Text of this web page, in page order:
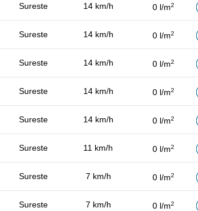
Sureste 14 km/h 0 l/m2
Sureste 14 km/h 0 l/m2
Sureste 14 km/h 0 l/m2
Sureste 14 km/h 0 l/m2
Sureste 14 km/h 0 l/m2
Sureste 11 km/h 0 l/m2
Sureste 7 km/h 0 l/m2
Sureste 7 km/h 0 l/m2